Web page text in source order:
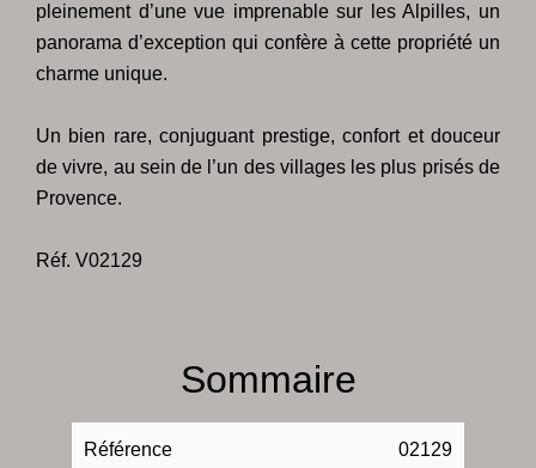
pleinement d’une vue imprenable sur les Alpilles, un
panorama d’exception qui confère à cette propriété un
charme unique.
Un bien rare, conjuguant prestige, confort et douceur
de vivre, au sein de l’un des villages les plus prisés de
Provence.
Réf. V02129
Sommaire
Référence 02129